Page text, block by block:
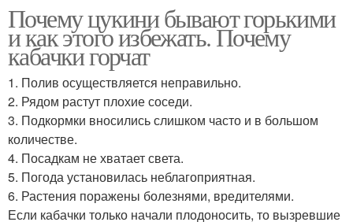
Почему цукини бывают горькими
и как этого избежать. Почему
кабачки горчат
1. Полив осуществляется неправильно.
2. Рядом растут плохие соседи.
3. Подкормки вносились слишком часто и в большом
количестве.
4. Посадкам не хватает света.
5. Погода установилась неблагоприятная.
6. Растения поражены болезнями, вредителями.
Если кабачки только начали плодоносить, то вызревшие